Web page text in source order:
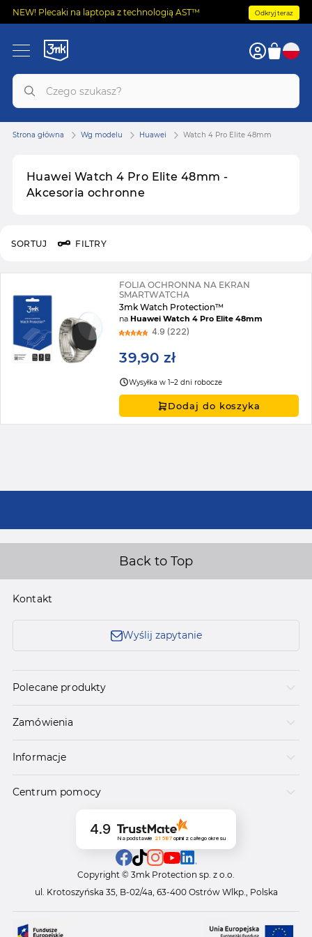
NEW! Plecaki na laptopa z technologią AST™ Odkryj teraz
Huawei Watch 4 Pro Elite 48mm -
Akcesoria ochronne
Strona główna Wg modelu Huawei Watch 4 Pro Elite 48mm
FILTRY
SORTUJ
FOLIA OCHRONNA NA EKRAN
SMARTWATCHA
3mk Watch Protection™
naHuawei Watch 4 Pro Elite 48mm
4.9 (222)
39,90 zł
Wysyłka w 1–2 dni robocze
Dodaj do koszyka
Back to Top
Kontakt
Wyślij zapytanie
Polecane produkty
Zamówienia
Informacje
Centrum pomocy
4.9
Na podstawie 21 587opinii z całego okresu
Copyright © 3mk Protection sp. z o.o.
ul. Krotoszyńska 35, B-02/4a, 63-400 Ostrów Wlkp., Polska